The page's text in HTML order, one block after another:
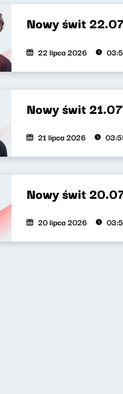
Nowy świt
22 lipca 2026
Nowy świt
21 lipca 2026
Nowy świt
20 lipca 2026